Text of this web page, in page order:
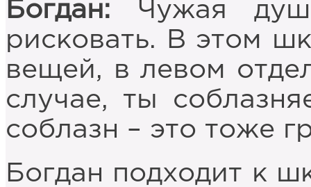
Богдан: Чужая
рисковать. В этом
вещей, в левом
случае, ты
соблазн – это тоже
Богдан подходит к